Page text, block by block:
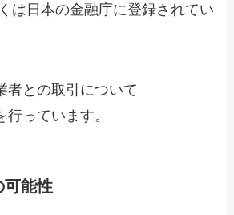
は日本の金融庁に登録されてい
者との取引について
行っています。
可能性